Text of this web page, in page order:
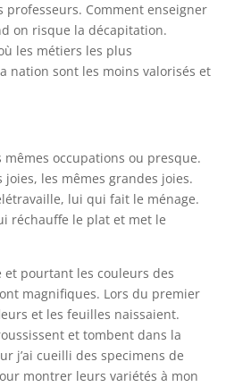
professeurs. Comment enseigner
on risque la décapitation.
les métiers les plus
nation sont les moins valorisés et
mêmes occupations ou presque.
joies, les mêmes grandes joies.
lui qui fait le ménage.
réchauffe le plat et met le
et pourtant les couleurs des
magnifiques. Lors du premier
et les feuilles naissaient.
et tombent dans la
j’ai cueilli des specimens de
montrer leurs variétés à mon